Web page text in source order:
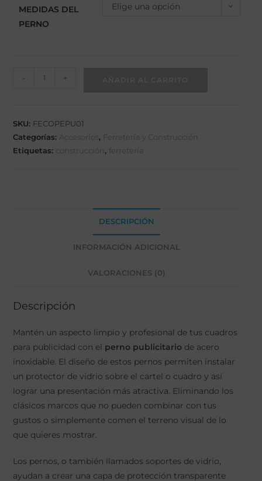
MEDIDAS DEL
PERNO
Elige una opción
- +
SKU: FECOPEPU01
Categorías: Accesorios ,
Ferretería y Construcción
Etiquetas:
construcción , ferretería
DESCRIPCIÓN
INFORMACIÓN ADICIONAL
VALORACIONES (0)
Descripción
Mantén un aspecto limpio y profesional de tus cuadros
para publicidad con el perno publicitariode acero
inoxidable. El diseño de estos pernos permiten instalar
un protector de vidrio sobre el cartel o cuadro y así
lograr una presentación más atractiva. Eliminando los
clásicos marcos que no pueden combinar con tus
gustos o simplemente comen el terreno visual de lo
que quieres mostrar.
Los pernos, o también llamados soportes de vidrio,
ayudan a crear una capa de protección transparente